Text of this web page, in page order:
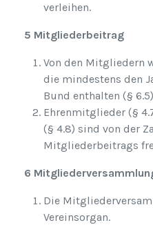
verleihen.
5 Mitgliederbeitrag
Von den Mitgliedern
die mindestens den
Bund enthalten (§
Ehrenmitglieder (§
(§ 4.8) sind von der
Mitgliederbeitrags
6
Die
Vereinsorgan.